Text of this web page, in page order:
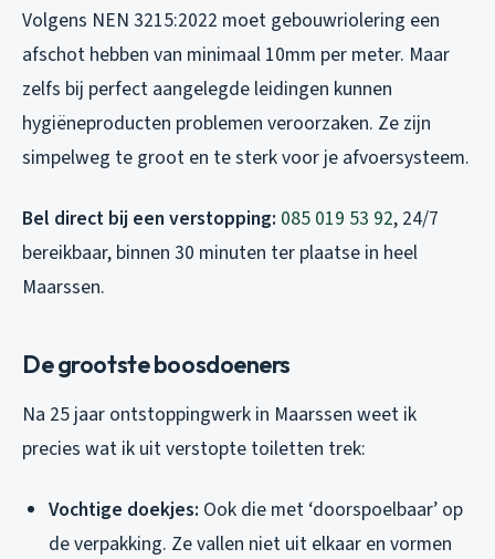
Volgens NEN 3215:2022 moet gebouwriolering een
afschot hebben van minimaal 10mm per meter. Maar
zelfs bij perfect aangelegde leidingen kunnen
hygiëneproducten problemen veroorzaken. Ze zijn
simpelweg te groot en te sterk voor je afvoersysteem.
Bel direct bij een verstopping: 085 019 53 92, 24/7
bereikbaar, binnen 30 minuten ter plaatse in heel
Maarssen.
De grootste boosdoeners
Na 25 jaar ontstoppingwerk in Maarssen weet ik
precies wat ik uit verstopte toiletten trek:
Vochtige doekjes: Ook die met ‘doorspoelbaar’ op
de verpakking. Ze vallen niet uit elkaar en vormen